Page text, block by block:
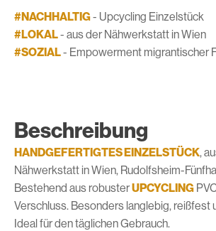
#NACHHALTIG- Upcycling Einzelstück
#LOKAL- aus der Nähwerkstatt in Wien
#SOZIAL- Empowerment migrantischer
Beschreibung
HANDGEFERTIGTES EINZELSTÜCK,
Nähwerkstatt in Wien, Rudolfsheim-
Bestehend aus robusterUPCYCLING
Verschluss. Besonders langlebig, reißfest
Ideal für den täglichen Gebrauch.